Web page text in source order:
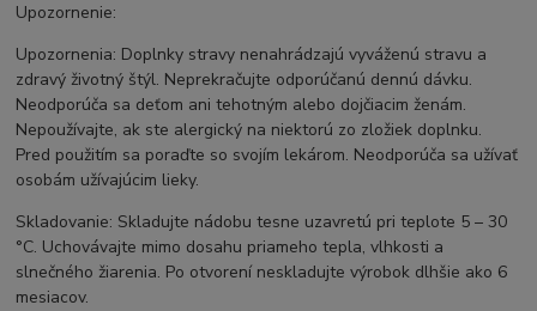
Upozornenie:
Upozornenia: Doplnky stravy nenahrádzajú vyváženú stravu a
zdravý životný štýl. Neprekračujte odporúčanú dennú dávku.
Neodporúča sa deťom ani tehotným alebo dojčiacim ženám.
Nepoužívajte, ak ste alergický na niektorú zo zložiek doplnku.
Pred použitím sa poraďte so svojím lekárom. Neodporúča sa užívať
osobám užívajúcim lieky.
Skladovanie: Skladujte nádobu tesne uzavretú pri teplote 5 – 30
°C. Uchovávajte mimo dosahu priameho tepla, vlhkosti a
slnečného žiarenia. Po otvorení neskladujte výrobok dlhšie ako 6
mesiacov.